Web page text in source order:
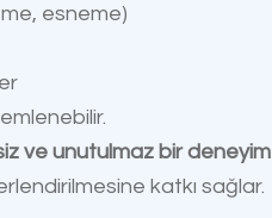
esneme)
ve unutulmaz bir deneyim
katkı sağlar.